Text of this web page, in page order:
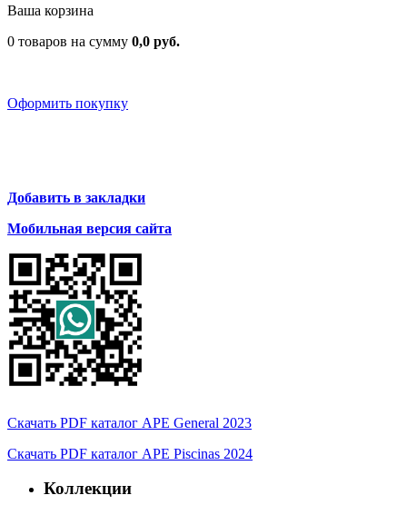
Ваша корзина
0 товаров на сумму 0,0 руб.
Оформить покупку
Добавить в закладки
Мобильная версия сайта
Скачать PDF каталог APE General 2023
Скачать PDF каталог APE Piscinas 2024
Коллекции